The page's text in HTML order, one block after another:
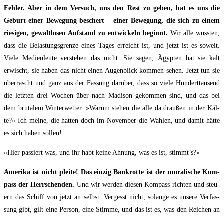
Feh­ler. Aber in dem Ver­such, uns den Rest zu geben, hat es uns die
Geburt einer Bewe­gung beschert – einer Bewe­gung, die sich zu einem
rie­si­gen, gewalt­lo­sen Auf­stand zu ent­wi­ckeln beginnt. Wir alle wuss­ten,
dass die Belas­tungs­gren­ze eines Tages erreicht ist, und jetzt ist es soweit.
Vie­le Medi­en­leu­te ver­ste­hen das nicht. Sie sagen, Ägyp­ten hat sie kalt
erwischt, sie haben das nicht einen Augen­blick kom­men sehen. Jetzt tun sie
über­rascht und ganz aus der Fas­sung dar­über, dass so vie­le Hun­dert­tau­send
die letz­ten drei Wochen über nach Madi­son gekom­men sind, und das bei
dem bru­ta­lem Win­ter­wet­ter. »War­um ste­hen die alle da drau­ßen in der Käl­
te?« Ich mei­ne, die hat­ten doch im Novem­ber die Wah­len, und damit hät­te
es sich haben sollen!
»Hier pas­siert was, und ihr habt kei­ne Ahnung, was es ist, stimmt’s?«
Ame­ri­ka ist nicht plei­te! Das ein­zig Bank­rot­te ist der mora­li­sche Kom­
pass der Herr­schen­den. Und wir wer­den die­sen Kom­pass rich­ten und steu­
ern das Schiff von jetzt an selbst. Ver­gesst nicht, solan­ge es unse­re Ver­fas­
sung gibt, gilt eine Per­son, eine Stim­me, und das ist es, was den Rei­chen an